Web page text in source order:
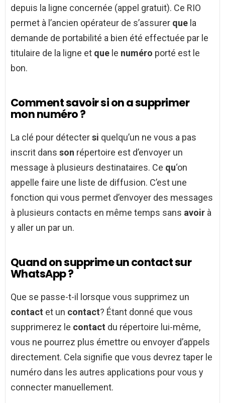
depuis la ligne concernée (appel gratuit). Ce RIO
permet à l’ancien opérateur de s’assurer que la
demande de portabilité a bien été effectuée par le
titulaire de la ligne et que le numéro porté est le
bon.
Comment savoir si on a supprimer
mon numéro ?
La clé pour détectersi quelqu’un ne vous a pas
inscrit dans son répertoire est d’envoyer un
message à plusieurs destinataires. Ce qu‘on
appelle faire une liste de diffusion. C’est une
fonction qui vous permet d’envoyer des messages
à plusieurs contacts en même temps sans avoir à
y aller un par un.
Quand on supprime un contact sur
WhatsApp ?
Que se passe-t-il lorsque vous supprimez un
contact et un contact? Étant donné que vous
supprimerez le contact du répertoire lui-même,
vous ne pourrez plus émettre ou envoyer d’appels
directement. Cela signifie que vous devrez taper le
numéro dans les autres applications pour vous y
connecter manuellement.